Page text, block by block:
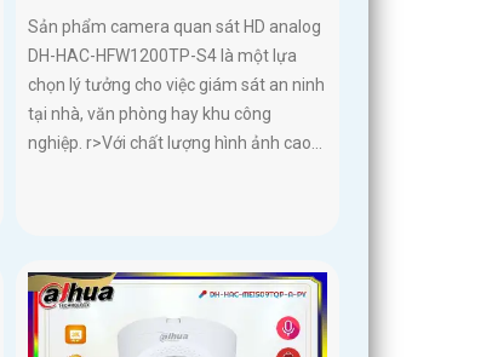
Sản phẩm camera quan sát HD analog
DH-HAC-HFW1200TP-S4 là một lựa
chọn lý tưởng cho việc giám sát an ninh
tại nhà, văn phòng hay khu công
nghiệp. r>Với chất lượng hình ảnh cao...